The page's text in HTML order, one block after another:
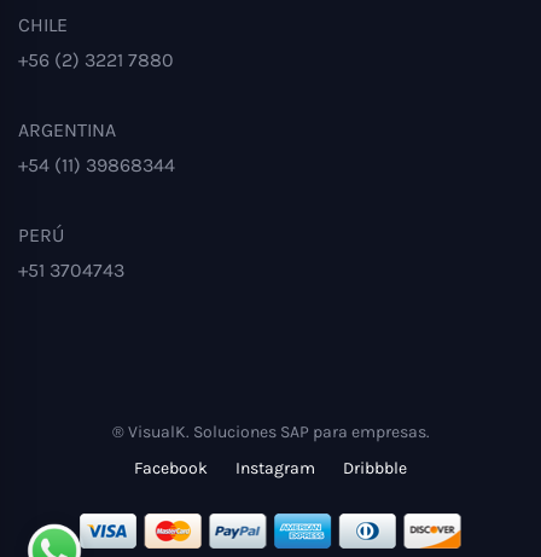
CHILE
+56 (2) 3221 7880
ARGENTINA
+54 (11) 39868344
PERÚ
+51 3704743
® VisualK. Soluciones SAP para empresas.
Facebook
Instagram Dribbble